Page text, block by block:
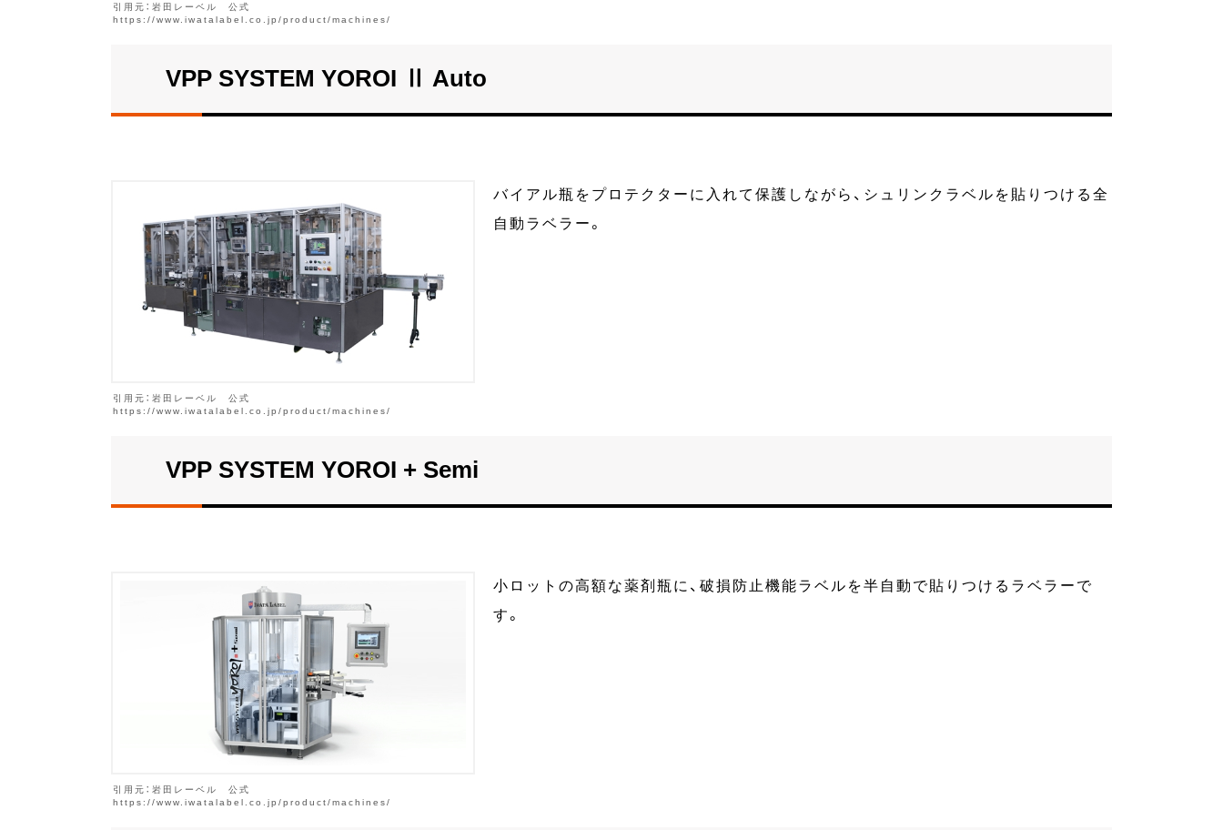
引用元：岩田レーベル 公式
https://www.iwatalabel.co.jp/product/machines/
VPP SYSTEM YOROI Ⅱ Auto
引用元：岩田レーベル 公式
https://www.iwatalabel.co.jp/product/machines/
バイアル瓶をプロテクターに入れて保護しながら、シュリンクラベルを貼りつける全
自動ラベラー。
VPP SYSTEM YOROI + Semi
引用元：岩田レーベル 公式
https://www.iwatalabel.co.jp/product/machines/
小ロットの高額な薬剤瓶に、破損防止機能ラベルを半自動で貼りつけるラベラーで
す。